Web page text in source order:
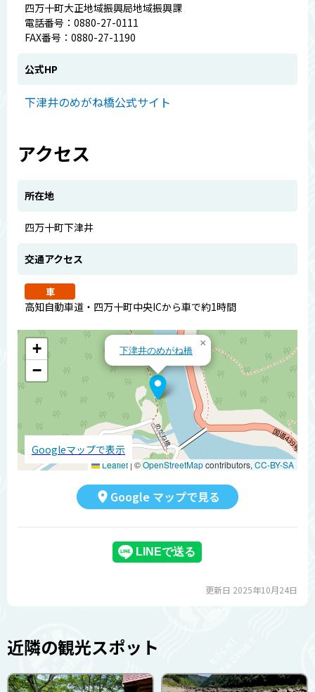
四万十町大正地域振興局地域振興課
電話番号：0880-27-0111
FAX番号：0880-27-1190
公式HP
下津井のめがね橋公式サイト
アクセス
所在地
四万十町下津井
交通アクセス
車
高知自動車道・四万十町中央ICから車で約1時間
下津井のめがね橋
×
+
−
Leaflet | ©OpenStreetMapcontributors, CC-BY-SA
Googleマップで表示
Google マップで見る
更新日 2025年10月24日
近隣の観光スポット